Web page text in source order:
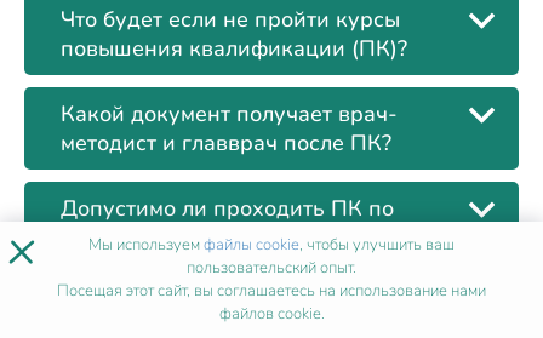
Что будет если не пройти курсы
повышения квалификации (ПК)?
Какой документ получает врач-
методист и главврач после ПК?
Допустимо ли проходить ПК по
общественному здоровью
дистанционно?
× Мы используемфайлы cookie, чтобы улучшить ваш
пользовательский опыт.
Посещая этот сайт, вы соглашаетесь на использование нами
файлов cookie.